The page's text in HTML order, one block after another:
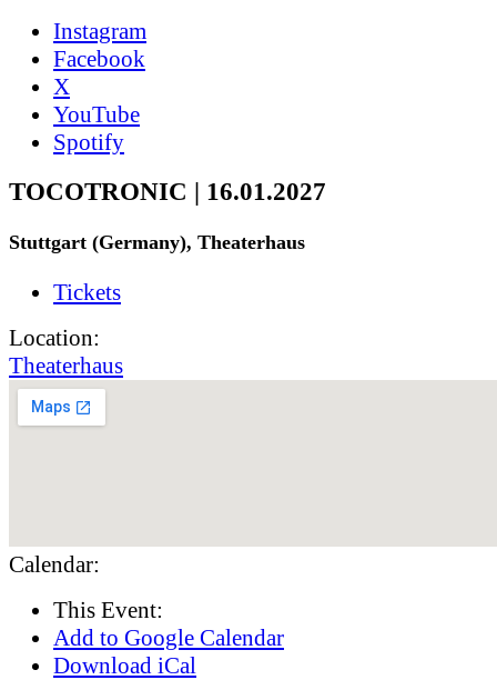
Instagram
Facebook
X
YouTube
Spotify
TOCOTRONIC | 16.01.2027
Stuttgart (Germany), Theaterhaus
Tickets
Location:
Theaterhaus
Calendar:
This Event:
Add to Google Calendar
Download iCal